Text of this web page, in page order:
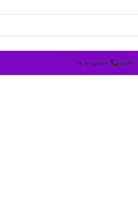
ناشران تماس با ما